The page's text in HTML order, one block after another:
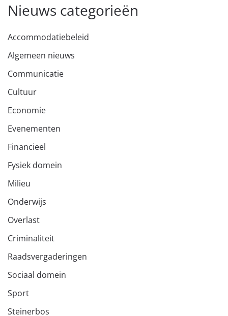
Nieuws categorieën
Accommodatiebeleid
Algemeen nieuws
Communicatie
Cultuur
Economie
Evenementen
Financieel
Fysiek domein
Milieu
Onderwijs
Overlast
Criminaliteit
Raadsvergaderingen
Sociaal domein
Sport
Steinerbos